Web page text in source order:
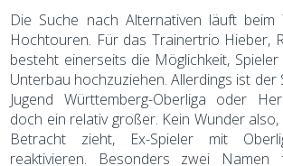
Die Suche nach Alternativen läuft beim
Hochtouren. Für das Trainertrio Hieber,
besteht einerseits die Möglichkeit,
Unterbau hochzuziehen. Allerdings ist der
Jugend Württemberg-Oberliga oder
doch ein relativ großer. Kein Wunder
Betracht zieht, Ex-Spieler mit
reaktivieren. Besonders zwei Namen